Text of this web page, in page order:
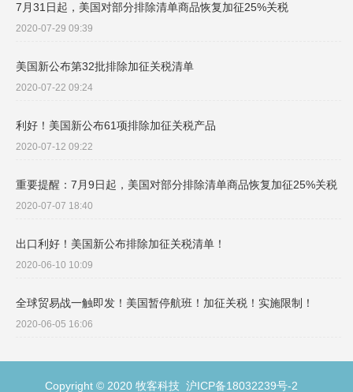
7月31日起，美国对部分排除清单商品恢复加征25%关税
2020-07-29 09:39
美国新公布第32批排除加征关税清单
2020-07-22 09:24
利好！美国新公布61项排除加征关税产品
2020-07-12 09:22
重要提醒：7月9日起，美国对部分排除清单商品恢复加征25%关税
2020-07-07 18:40
出口利好！美国新公布排除加征关税清单！
2020-06-10 10:09
全球贸易战一触即发！美国暂停航班！加征关税！实施限制！
2020-06-05 16:06
Copyright © 2020 牧客科技 沪ICP备18032239号-2